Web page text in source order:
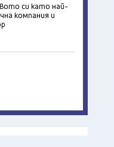
си като най-
компания и